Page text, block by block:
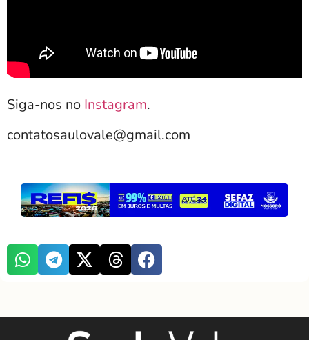
Siga-nos no Instagram.
contatosaulovale@gmail.com